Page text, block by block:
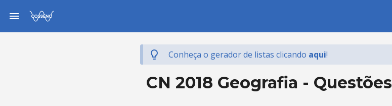
Conheça o gerador de listas clicando aqui!
CN 2018 Geografia - Questões